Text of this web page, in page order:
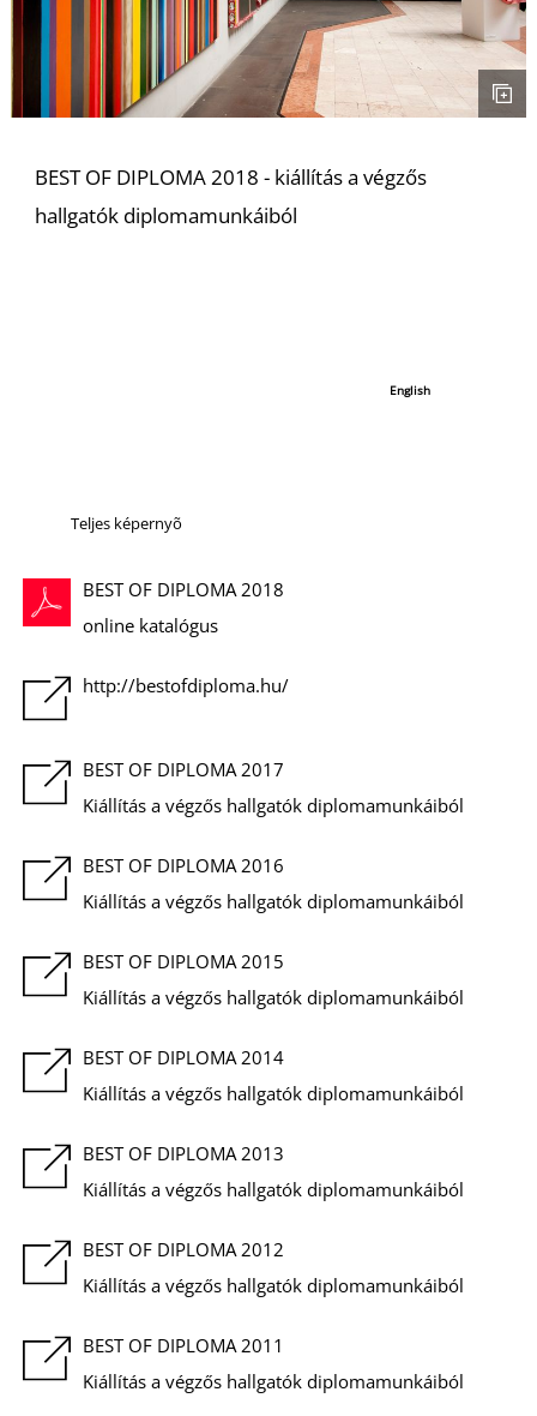
BEST OF DIPLOMA 2018 - kiállítás a végzős
hallgatók diplomamunkáiból
Teljes képernyõ
BEST OF DIPLOMA 2018
online katalógus
http://bestofdiploma.hu/
BEST OF DIPLOMA 2017
Kiállítás a végzős hallgatók diplomamunkáiból
BEST OF DIPLOMA 2016
Kiállítás a végzős hallgatók diplomamunkáiból
BEST OF DIPLOMA 2015
Kiállítás a végzős hallgatók diplomamunkáiból
BEST OF DIPLOMA 2014
Kiállítás a végzős hallgatók diplomamunkáiból
BEST OF DIPLOMA 2013
Kiállítás a végzős hallgatók diplomamunkáiból
BEST OF DIPLOMA 2012
Kiállítás a végzős hallgatók diplomamunkáiból
BEST OF DIPLOMA 2011
Kiállítás a végzős hallgatók diplomamunkáiból